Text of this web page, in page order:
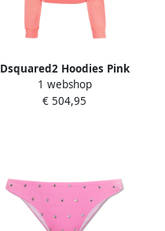
Dsquared2 Hoodies Pink
Dames
1 webshop
€ 504,95